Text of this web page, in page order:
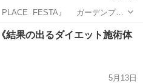
PLACE FESTA』 ガーデンプレ
～ふくしま探検 今年も！ いよ
しいときを過ご...
会 道の駅
結果の出るダイエット施術体
5月13日